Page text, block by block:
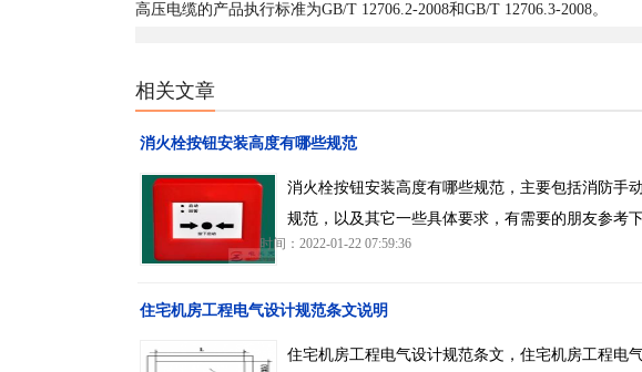
高压电缆的产品执行标准为GB/T 12706.2-2008和GB/T 12706.3-2008。
相关文章
消火栓按钮安装高度有哪些规范
消火栓按钮安装高度有哪些规范，主要包括消防手
规范，以及其它一些具体要求，有需要的朋友参考下
时间：2022-01-22 07:59:36
住宅机房工程电气设计规范条文说明
住宅机房工程电气设计规范条文，住宅机房工程电